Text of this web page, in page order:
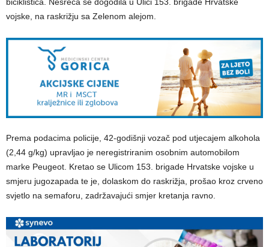
vojske, na raskrižju sa Zelenom alejom.
Prema podacima policije, 42-godišnji vozač pod utjecajem alkohola
(2,44 g/kg) upravljao je neregistriranim osobnim automobilom
marke Peugeot. Kretao se Ulicom 153. brigade Hrvatske vojske u
smjeru jugozapada te je, dolaskom do raskrižja, prošao kroz crveno
svjetlo na semaforu, zadržavajući smjer kretanja ravno.